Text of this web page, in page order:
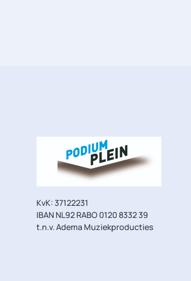
KvK: 37122231
IBAN NL92 RABO 0120 8332 39
t.n.v. Adema Muziekproducties